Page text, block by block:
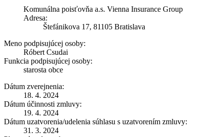
Komunálna poisťovňa a.s. Vienna Insurance Group
Adresa:
Štefánikova 17, 81105 Bratislava
Meno podpisujúcej osoby:
Róbert Csudai
Funkcia podpisujúcej osoby:
starosta obce
Dátum zverejnenia:
18. 4. 2024
Dátum účinnosti zmluvy:
19. 4. 2024
Dátum uzatvorenia/udelenia súhlasu s uzatvorením zmluvy:
31. 3. 2024